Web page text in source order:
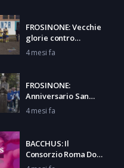
FROSINONE: Vecchie
glorie contro
detenuti
4 mesi fa
FROSINONE:
Anniversario San
Gerardo
4 mesi fa
BACCHUS: Il
Consorzio Roma Doc
al Vinitaly